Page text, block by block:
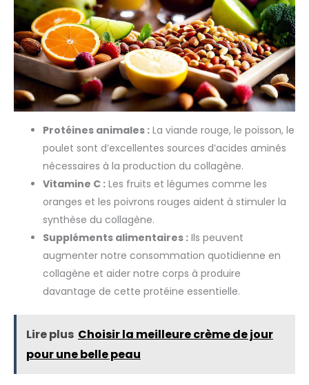
Protéines animales : La viande rouge, le poisson, le
poulet sont d’excellentes sources d’acides aminés
nécessaires à la production du collagène.
Vitamine C : Les fruits et légumes comme les
oranges et les poivrons rouges aident à stimuler la
synthèse du collagène.
Suppléments alimentaires : Ils peuvent
augmenter notre consommation quotidienne en
collagène et aider notre corps à produire
davantage de cette protéine essentielle.
Lire plus Choisir la meilleure crème de jour
pour une belle peau